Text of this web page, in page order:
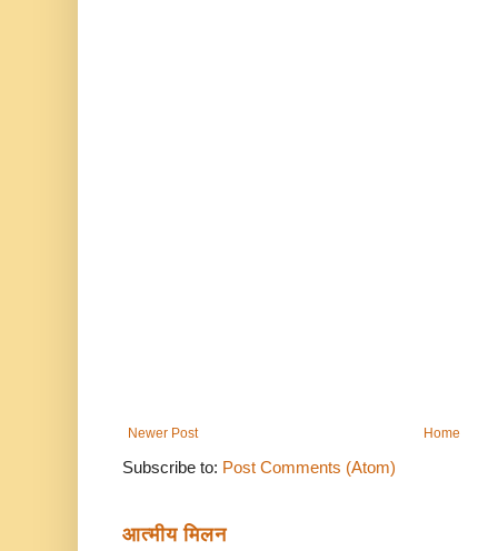
Newer Post Home
Subscribe to: Post Comments (Atom)
आत्मीय मिलन